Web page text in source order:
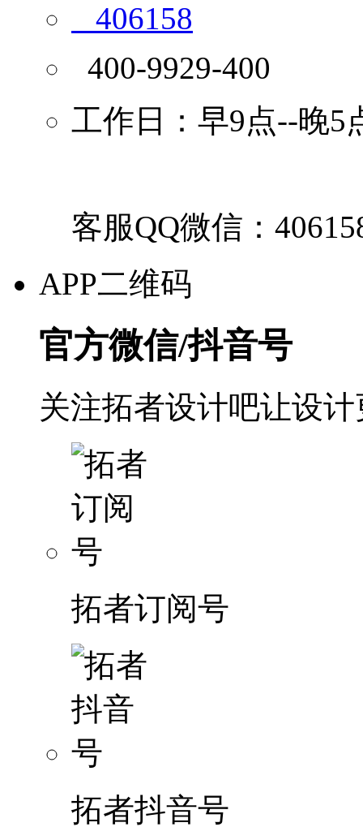
406158
400-9929-400
工作日：早9点--晚5
客服QQ微信：
APP二维码
官方微信/抖音号
关注拓者设计吧让设
拓者订阅号
拓者抖音号